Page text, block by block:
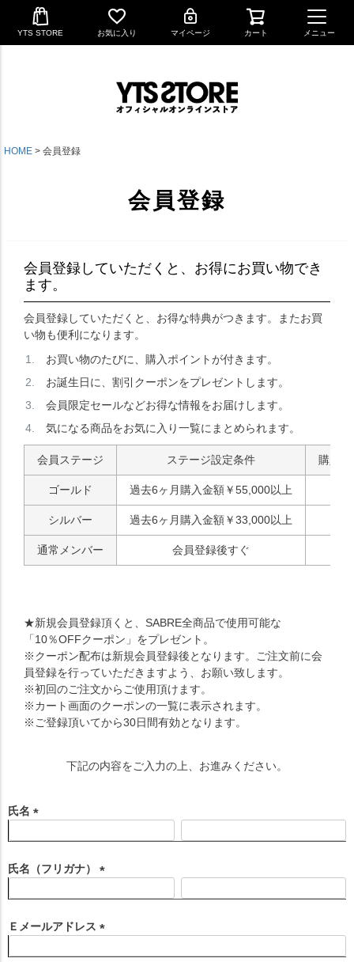
YTS STORE お気に入り マイページ カート メニュー
HOME 会員登録
会員登録
会員登録していただくと、お得にお買い物でき
ます。
会員登録していただくと、お得な特典がつきます。またお買
い物も便利になります。
お買い物のたびに、購入ポイントが付きます。
お誕生日に、割引クーポンをプレゼントします。
会員限定セールなどお得な情報をお届けします。
気になる商品をお気に入り一覧にまとめられます。
会員ステージ ステージ設定条件 購入
ゴールド 過去6ヶ月購入金額￥55,000以上
シルバー 過去6ヶ月購入金額￥33,000以上
通常メンバー 会員登録後すぐ
★新規会員登録頂くと、SABRE全商品で使用可能な
「10％OFFクーポン」をプレゼント。
※クーポン配布は新規会員登録後となります。ご注文前に会
員登録を行っていただきますよう、お願い致します。
※初回のご注文からご使用頂けます。
※カート画面のクーポンの一覧に表示されます。
※ご登録頂いてから30日間有効となります。
下記の内容をご入力の上、お進みください。
氏名
須
)
氏名（フリガナ）
須
)
Ｅメールアドレス